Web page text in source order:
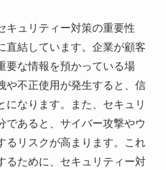
キュリティー対策の重要性
直結しています。企業が顧客
要な情報を預かっている場
や不正使用が発生すると、信
になります。また、セキュリ
であると、サイバー攻撃やウ
るリスクが高まります。これ
るために、セキュリティー対